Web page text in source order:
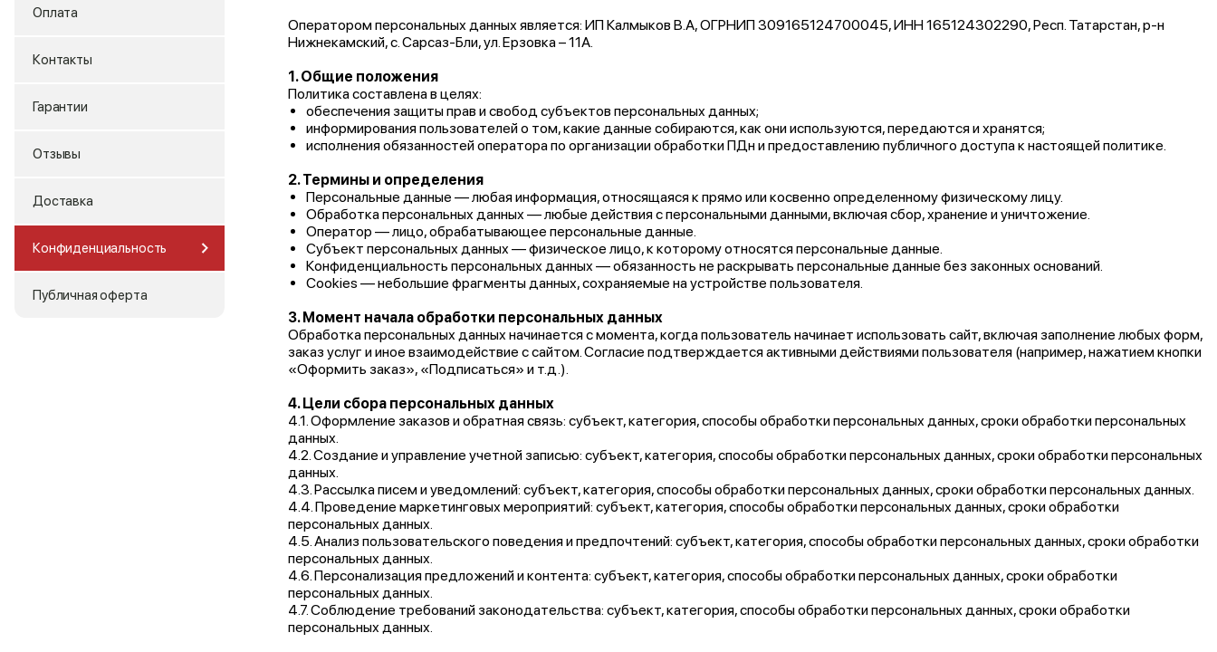
Оплата
Контакты
Гарантии
Отзывы
Доставка
Конфиденциальность
Публичная оферта
Оператором персональных данных является: ИП Калмыков В.А, ОГРНИП 309165124700045, ИНН 165124302290, Респ. Татарстан, р-н
Нижнекамский, с. Сарсаз-Бли, ул. Ерзовка – 11А.
1. Общие положения
Политика составлена в целях:
обеспечения защиты прав и свобод субъектов персональных данных;
информирования пользователей о том, какие данные собираются, как они используются, передаются и хранятся;
исполнения обязанностей оператора по организации обработки ПДн и предоставлению публичного доступа к настоящей политике.
2. Термины и определения
Персональные данные — любая информация, относящаяся к прямо или косвенно определенному физическому лицу.
Обработка персональных данных — любые действия с персональными данными, включая сбор, хранение и уничтожение.
Оператор — лицо, обрабатывающее персональные данные.
Субъект персональных данных — физическое лицо, к которому относятся персональные данные.
Конфиденциальность персональных данных — обязанность не раскрывать персональные данные без законных оснований.
Cookies — небольшие фрагменты данных, сохраняемые на устройстве пользователя.
3. Момент начала обработки персональных данных
Обработка персональных данных начинается с момента, когда пользователь начинает использовать сайт, включая заполнение любых форм,
заказ услуг и иное взаимодействие с сайтом. Согласие подтверждается активными действиями пользователя (например, нажатием кнопки
«Оформить заказ», «Подписаться» и т.д.).
4. Цели сбора персональных данных
4.1. Оформление заказов и обратная связь: субъект, категория, способы обработки персональных данных, сроки обработки персональных
данных.
4.2. Создание и управление учетной записью: субъект, категория, способы обработки персональных данных, сроки обработки персональных
данных.
4.3. Рассылка писем и уведомлений: субъект, категория, способы обработки персональных данных, сроки обработки персональных данных.
4.4. Проведение маркетинговых мероприятий: субъект, категория, способы обработки персональных данных, сроки обработки
персональных данных.
4.5. Анализ пользовательского поведения и предпочтений: субъект, категория, способы обработки персональных данных, сроки обработки
персональных данных.
4.6. Персонализация предложений и контента: субъект, категория, способы обработки персональных данных, сроки обработки
персональных данных.
4.7. Соблюдение требований законодательства: субъект, категория, способы обработки персональных данных, сроки обработки
персональных данных.